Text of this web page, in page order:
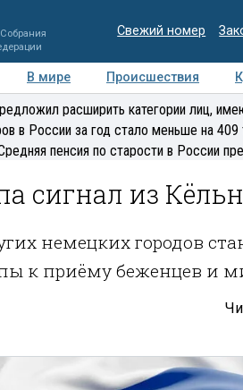
Свежий номер
В мире Происшествия
Медиацентр Интервью
расширить категории лиц,
в России за год стало меньше на 409
пенсия по старости в России
сигнал из
немецких городов
к приёму беженцев и